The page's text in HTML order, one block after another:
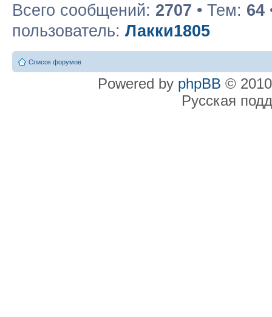
Всего сообщений: 2707 • Тем: 64
пользователь: Лакки1805
Список форумов
Powered by phpBB ©
Русская